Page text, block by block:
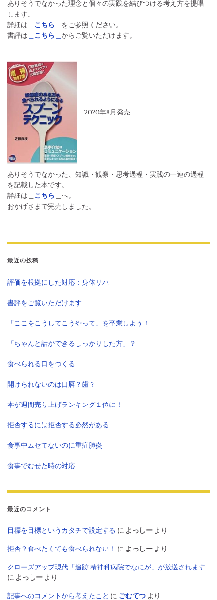
ありそうでなかった理念と個々の実践を結びつける考え方を提唱
します。
詳細は
こちら
をご参照ください。
書評は ＿こちら＿ からご覧いただけます。
2020年8月発売
ありそうでなかった、知識・観察・思考過程・実践の一連の過程
を記載した本です。
詳細は
こちら
へ。
おかげさまで完売しました。
最近の投稿
評価を根拠にした対応：身体リハ
書評をご覧いただけます
「ここをこうしてこうやって」を卒業しよう！
「ちゃんと話ができるしっかりした方」？
食べられる口をつくる
開けられないのは口唇？歯？
本が週間売り上げランキング１位に！
拒否するには拒否する必然がある
食事中ムセてないのに重症肺炎
食事でむせた時の対応
最近のコメント
目標を目標というカタチで設定する に よっしー より
拒否？食べたくても食べられない！ に よっしー より
クローズアップ現代「追跡 精神科病院でなにが」が放送されます
に よっしー より
記事へのコメントから考えたこと に ごむてつ より